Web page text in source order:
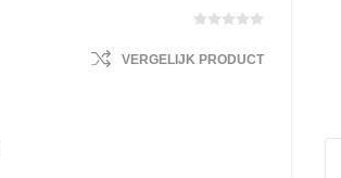
VERGELIJK PRODUCT